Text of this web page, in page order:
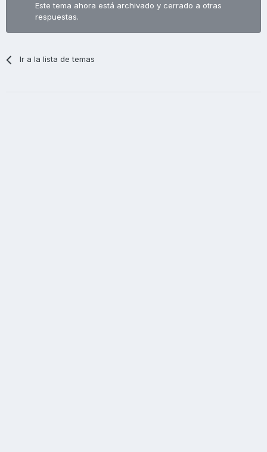
Este tema ahora está archivado y cerrado a otras
respuestas.
Ir a la lista de temas